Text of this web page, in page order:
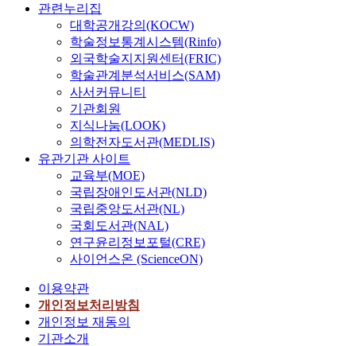
관련누리집
대학공개강의(KOCW)
학술정보통계시스템(Rinfo)
외국학술지지원센터(FRIC)
학술관계분석서비스(SAM)
사서커뮤니티
기관회원
지식나눔(LOOK)
의학전자도서관(MEDLIS)
유관기관 사이트
교육부(MOE)
국립장애인도서관(NLD)
국립중앙도서관(NL)
국회도서관(NAL)
연구윤리정보포털(CRE)
사이언스온 (ScienceON)
이용약관
개인정보처리방침
개인정보 재동의
기관소개